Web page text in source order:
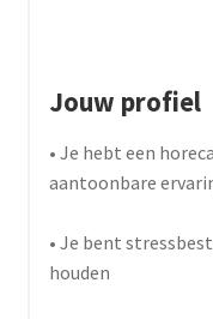
Jouw profiel
• Je hebt een
aantoonbare
• Je bent
houden